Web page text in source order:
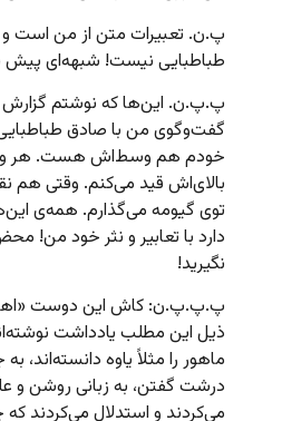
پ.ن. تعبیرات متن از من است
طباطبایی نیست! شبهه‌ای پیش
پ.پ.ن. این‌ها که نوشتم
گفت‌وگوی من با صادق
خودم هم وسط‌اش هست. هر
بالای‌اش قید می‌کنم. وقتی هم
توی گیومه می‌گذارم. همه‌ی
دارد با تعابیر و نثر خود من!
نگیرید!
پ.پ.پ.ن: کاش این دوست
ذیل این مطلب یادداشت
ماهور را مثلاً یاوه دانسته‌اند،
درشت گفتن، به زبانی روشن و
می‌کردند و استدلال می‌کردند که